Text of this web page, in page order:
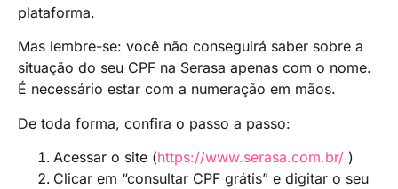
plataforma.
Mas lembre-se: você não conseguirá saber sobre a
situação do seu CPF na Serasa apenas com o nome.
É necessário estar com a numeração em mãos.
De toda forma, confira o passo a passo:
Acessar o site (https://www.serasa.com.br/ )
Clicar em “consultar CPF grátis” e digitar o seu